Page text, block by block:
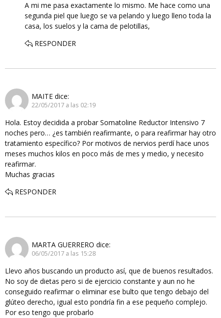
A mi me pasa exactamente lo mismo. Me hace como una
segunda piel que luego se va pelando y luego lleno toda la
casa, los suelos y la cama de pelotillas,
RESPONDER
MAITE dice:
22/05/2017 a las 02:19
Hola. Estoy decidida a probar Somatoline Reductor Intensivo 7
noches pero… ¿es también reafirmante, o para reafirmar hay otro
tratamiento específico? Por motivos de nervios perdí hace unos
meses muchos kilos en poco más de mes y medio, y necesito
reafirmar.
Muchas gracias
RESPONDER
MARTA GUERRERO dice:
06/05/2017 a las 15:28
Llevo años buscando un producto así, que de buenos resultados.
No soy de dietas pero si de ejercicio constante y aun no he
conseguido reafirmar o eliminar ese bulto que tengo debajo del
glúteo derecho, igual esto pondría fin a ese pequeño complejo.
Por eso tengo que probarlo